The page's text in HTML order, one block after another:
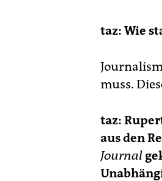
43
taz: Wie
muss.
taz:
aus den
Journal